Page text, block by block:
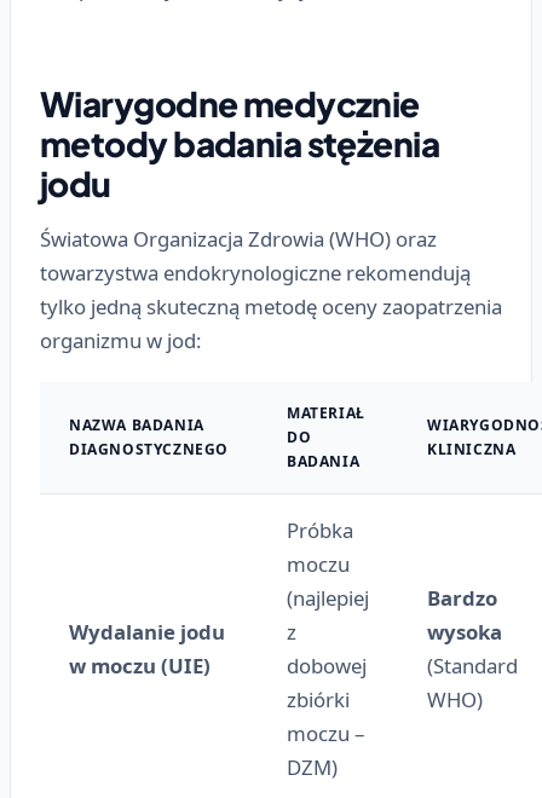
Wiarygodne medycznie
metody badania stężenia
jodu
Światowa Organizacja Zdrowia (WHO) oraz
towarzystwa endokrynologiczne rekomendują
tylko jedną skuteczną metodę oceny zaopatrzenia
organizmu w jod:
NAZWA BADANIA
DIAGNOSTYCZNEGO
MATERIAŁ
DO
BADANIA
KLINICZNA
Wydalanie jodu
w moczu (UIE)
Próbka
moczu
(najlepiej
z
dobowej
zbiórki
moczu –
DZM)
Bardzo
wysoka
(Standard
WHO)